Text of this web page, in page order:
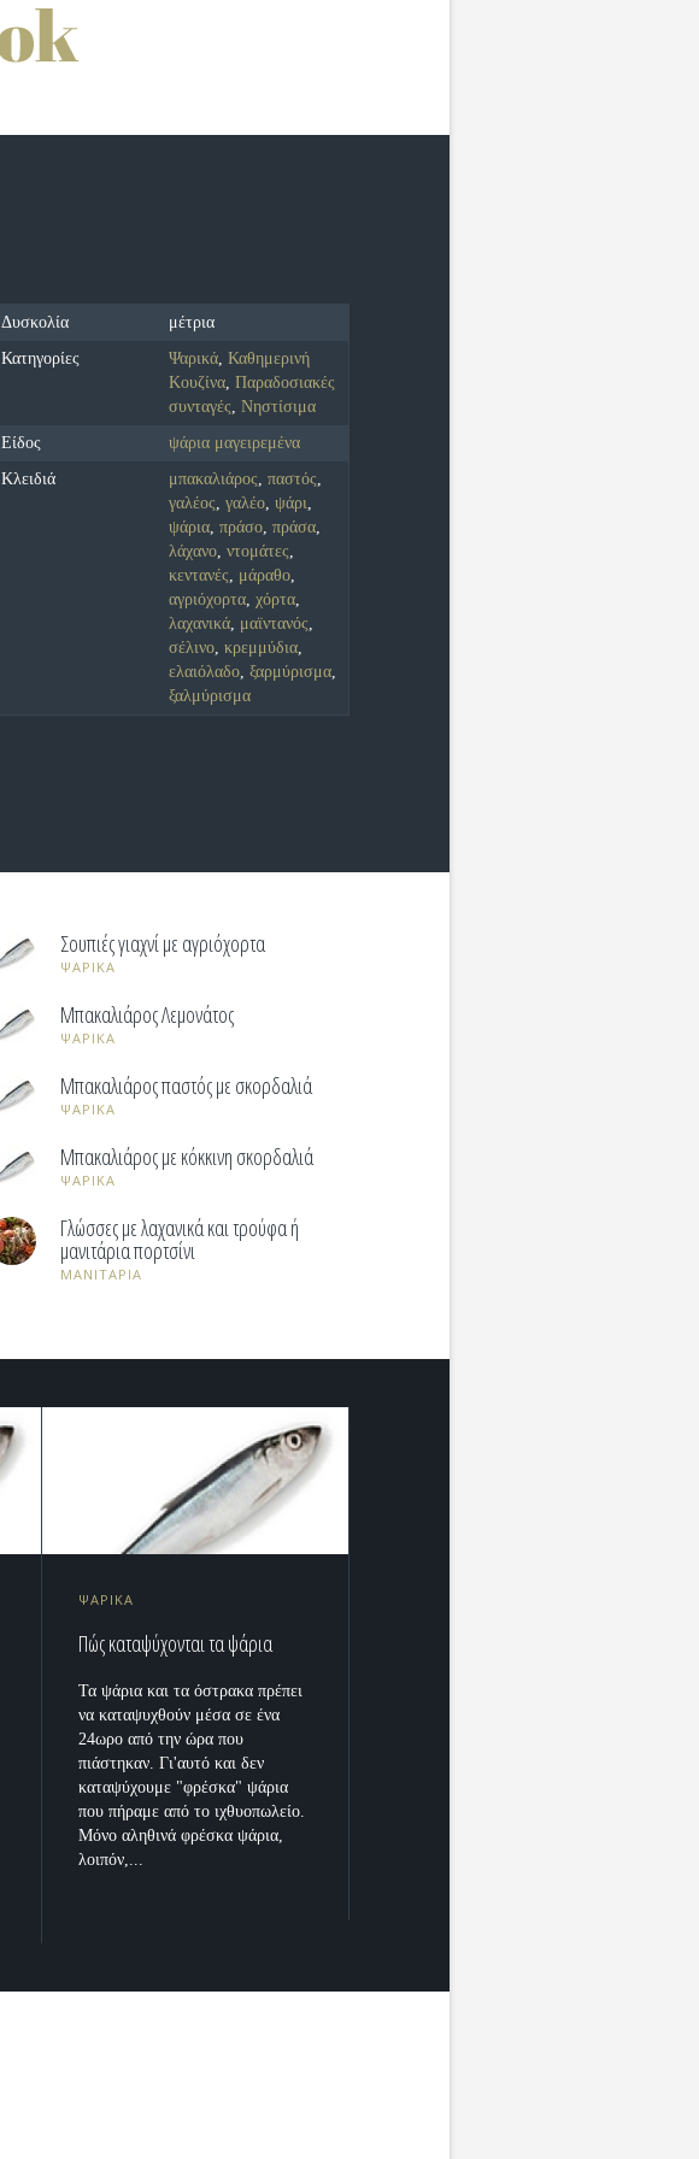
Δυσκολία
μέτρια
Κατηγορίες
Ψαρικά,Καθημερινή
Κουζίνα,Παραδοσιακές
συνταγές,Νηστίσιμα
Είδος
ψάρια μαγειρεμένα
Κλειδιά
μπακαλιάρος,παστός,
γαλέος,γαλέο,ψάρι,
ψάρια,πράσο,πράσα,
λάχανο,ντομάτες,
κεντανές, μάραθο,
αγριόχορτα,χόρτα,
λαχανικά, μαϊντανός,
σέλινο,κρεμμύδια,
ελαιόλαδο,ξαρμύρισμα,
ξαλμύρισμα
Σουπιές γιαχνί με αγριόχορτα
ΨΑΡΙΚΑ
Μπακαλιάρος Λεμονάτος
ΨΑΡΙΚΑ
Μπακαλιάρος παστός με σκορδαλιά
ΨΑΡΙΚΑ
Μπακαλιάρος με κόκκινη σκορδαλιά
ΨΑΡΙΚΑ
Γλώσσες με λαχανικά και τρούφα ή
μανιτάρια πορτσίνι
ΜΑΝΙΤΑΡΙΑ
ΨΑΡΙΚΑ
Πώς καταψύχονται τα ψάρια
Τα ψάρια και τα όστρακα πρέπει
να καταψυχθούν μέσα σε ένα
24ωρο από την ώρα που
πιάστηκαν. Γι'αυτό και δεν
καταψύχουμε "φρέσκα" ψάρια
που πήραμε από το ιχθυοπωλείο.
Μόνο αληθινά φρέσκα ψάρια,
λοιπόν,...